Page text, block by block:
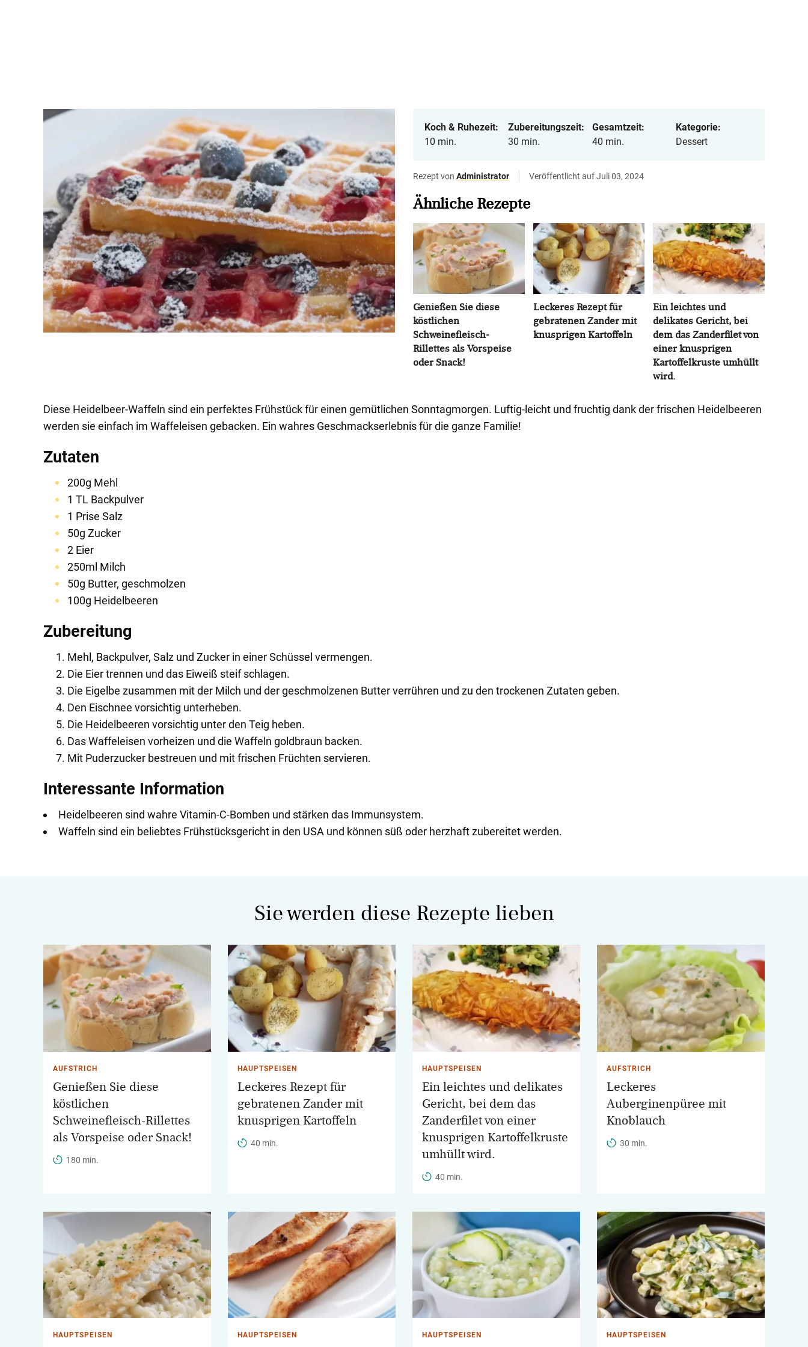
Koch & Ruhezeit:
10 min.
Zubereitungszeit:
30 min.
Gesamtzeit:
40 min.
Kategorie:
Dessert
Rezept von Administrator Veröffentlicht auf Juli 03, 2024
Ähnliche Rezepte
Genießen Sie diese
köstlichen
Schweinefleisch-
Rillettes als Vorspeise
oder Snack!
Leckeres Rezept für
gebratenen Zander mit
knusprigen Kartoffeln
Ein leichtes und
delikates Gericht, bei
dem das Zanderfilet von
einer knusprigen
Kartoffelkruste umhüllt
wird.
Diese Heidelbeer-Waffeln sind ein perfektes Frühstück für einen gemütlichen Sonntagmorgen. Luftig-leicht und fruchtig dank der frischen Heidelbeeren
werden sie einfach im Waffeleisen gebacken. Ein wahres Geschmackserlebnis für die ganze Familie!
Zutaten
200g Mehl
1 TL Backpulver
1 Prise Salz
50g Zucker
2 Eier
250ml Milch
50g Butter, geschmolzen
100g Heidelbeeren
Zubereitung
Mehl, Backpulver, Salz und Zucker in einer Schüssel vermengen.
Die Eier trennen und das Eiweiß steif schlagen.
Die Eigelbe zusammen mit der Milch und der geschmolzenen Butter verrühren und zu den trockenen Zutaten geben.
Den Eischnee vorsichtig unterheben.
Die Heidelbeeren vorsichtig unter den Teig heben.
Das Waffeleisen vorheizen und die Waffeln goldbraun backen.
Mit Puderzucker bestreuen und mit frischen Früchten servieren.
Interessante Information
Heidelbeeren sind wahre Vitamin-C-Bomben und stärken das Immunsystem.
Waffeln sind ein beliebtes Frühstücksgericht in den USA und können süß oder herzhaft zubereitet werden.
Sie werden diese Rezepte lieben
AUFSTRICH
Genießen Sie diese
köstlichen
Schweinefleisch-Rillettes
als Vorspeise oder Snack!
180 min.
HAUPTSPEISEN
Leckeres Rezept für
gebratenen Zander mit
knusprigen Kartoffeln
40 min.
HAUPTSPEISEN
Ein leichtes und delikates
Gericht, bei dem das
Zanderfilet von einer
knusprigen Kartoffelkruste
umhüllt wird.
40 min.
AUFSTRICH
Leckeres
Auberginenpüree mit
Knoblauch
30 min.
HAUPTSPEISEN HAUPTSPEISEN HAUPTSPEISEN HAUPTSPEISEN